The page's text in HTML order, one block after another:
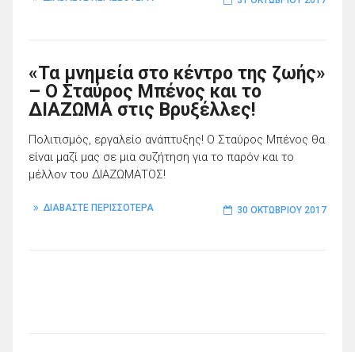
«Τα μνημεία στο κέντρο της ζωής»
– O Σταύρος Μπένος και το
ΔΙΑΖΩΜΑ στις Βρυξέλλες!
Πολιτισμός, εργαλείο ανάπτυξης! Ο Σταύρος Μπένος θα
είναι μαζί μας σε μια συζήτηση για το παρόν και το
μέλλον του ΔΙΑΖΩΜΑΤΟΣ!
ΔΙΑΒΑΣΤΕ ΠΕΡΙΣΣΟΤΕΡΑ 30 ΟΚΤΩΒΡΊΟΥ 2017